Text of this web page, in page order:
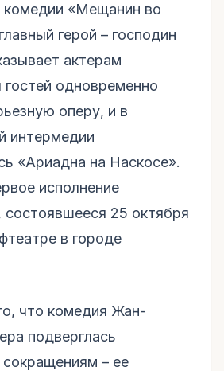
комедии «Мещанин во
герой – господин
актерам
гостей одновременно
оперу, и в
интермедии
«Ариадна на Наскосе».
исполнение
состоявшееся 25 октября
в городе
что комедия Жан-
подверглась
– ее